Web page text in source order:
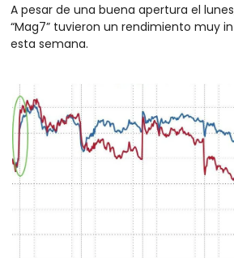
A pesar de una buena apertura el
“Mag7” tuvieron un rendimiento muy
esta semana.